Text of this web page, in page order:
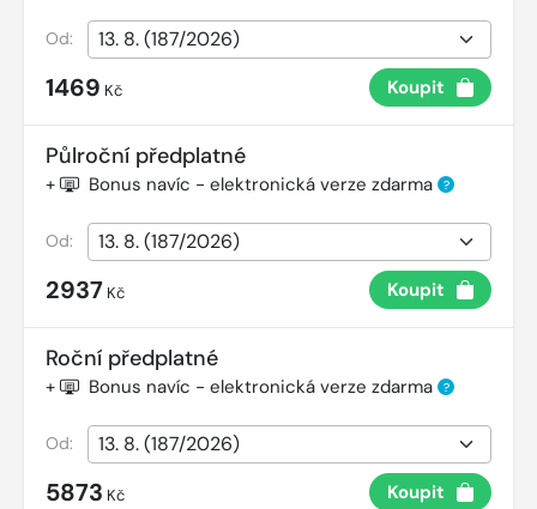
Od:
1469 Kč Koupit
Půlroční předplatné
+ Bonus navíc - elektronická verze zdarma ?
Od:
2937 Kč Koupit
Roční předplatné
+ Bonus navíc - elektronická verze zdarma ?
Od:
5873 Kč Koupit